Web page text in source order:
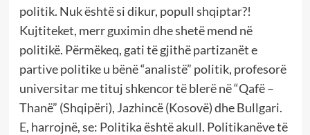
politik. Nuk është si dikur, popull shqiptar?!
Kujtiteket, merr guximin dhe shetë mend në
politikë. Përmëkeq, gati të gjithë partizanët e
partive politike u bënë “analistë” politik, profesorë
universitar me tituj shkencor të blerë në “Qafë –
Thanë” (Shqipëri), Jazhincë (Kosovë) dhe Bullgari.
E, harrojnë, se: Politika është akull. Politikanëve të